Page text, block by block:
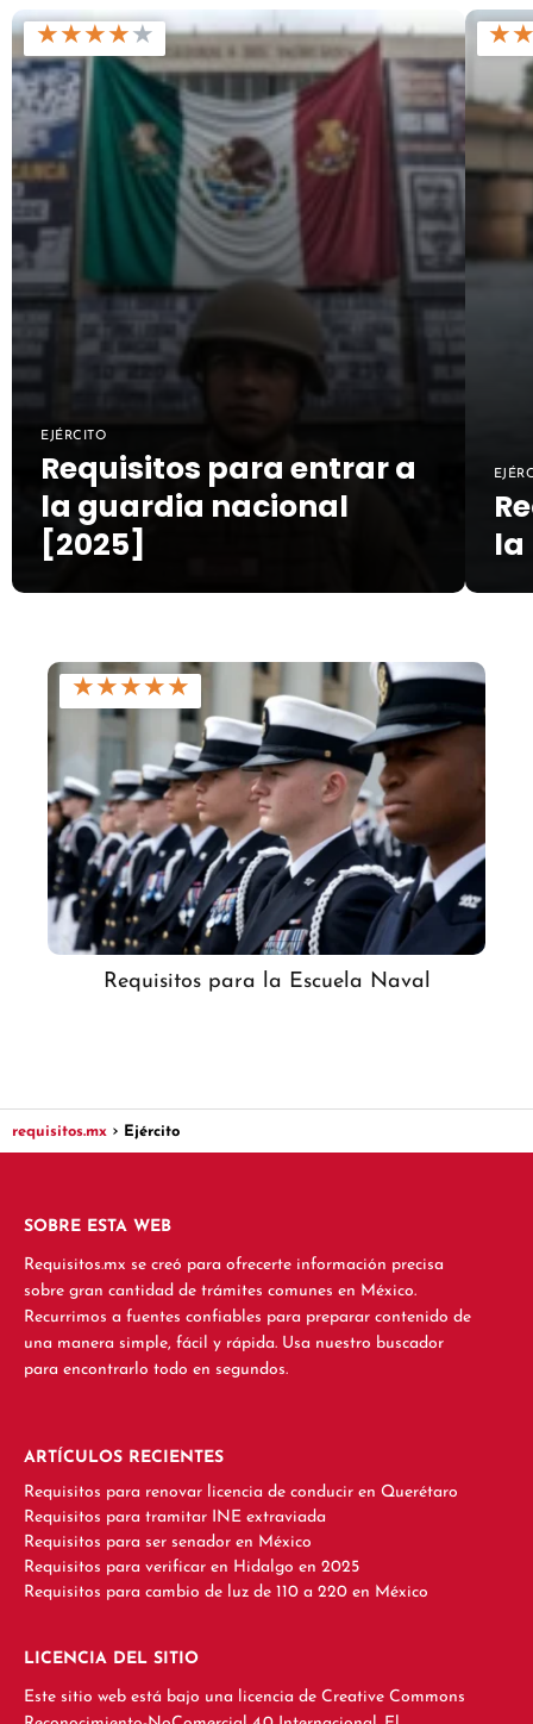
★★★★★
EJÉRCITO
Requisitos para entrar a
la guardia nacional
[2025]
★
la
★★★★★
Requisitos para la Escuela Naval
requisitos.mx Ejército
SOBRE ESTA WEB
Requisitos.mx se creó para ofrecerte información precisa
sobre gran cantidad de trámites comunes en México.
Recurrimos a fuentes confiables para preparar contenido de
una manera simple, fácil y rápida. Usa nuestro buscador
para encontrarlo todo en segundos.
ARTÍCULOS RECIENTES
Requisitos para renovar licencia de conducir en Querétaro
Requisitos para tramitar INE extraviada
Requisitos para ser senador en México
Requisitos para verificar en Hidalgo en 2025
Requisitos para cambio de luz de 110 a 220 en México
LICENCIA DEL SITIO
Este sitio web está bajo una licencia de Creative Commons